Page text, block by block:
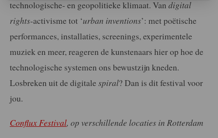
technologische- en geopolitieke klimaat. Van digital
rights-activisme tot ‘urban inventions’: met poëtische
performances, installaties, screenings, experimentele
muziek en meer, reageren de kunstenaars hier op hoe de
technologische systemen ons bewustzijn kneden.
Losbreken uit de digitale spiral? Dan is dit festival voor
jou.
Conflux Festival, op verschillende locaties in Rotterdam